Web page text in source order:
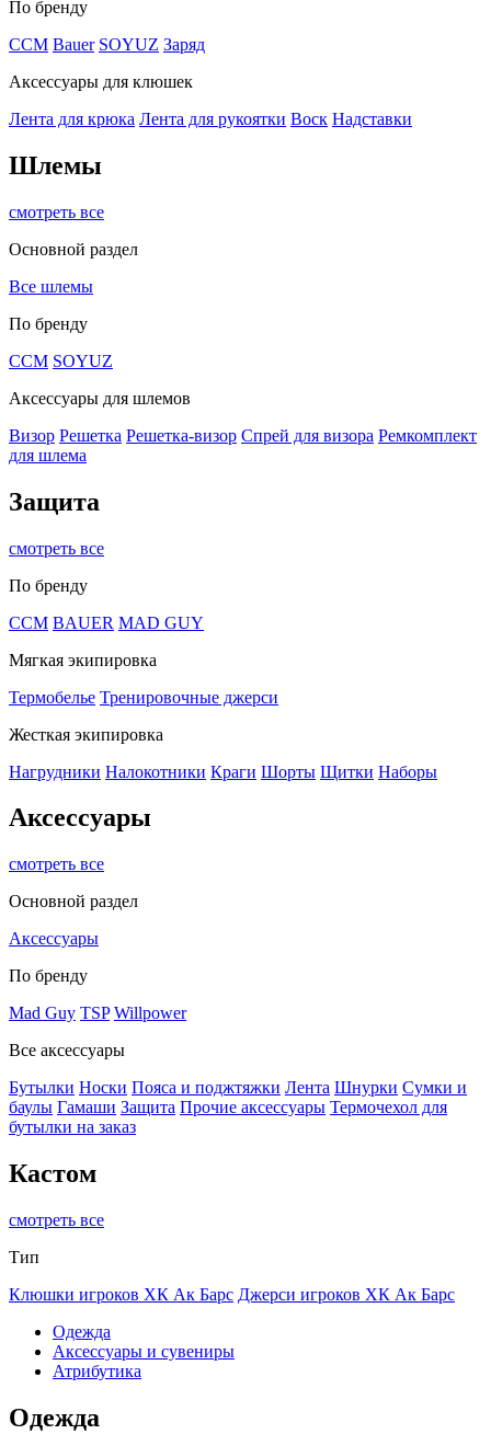
По бренду
CCM Bauer SOYUZ Заряд
Аксессуары для клюшек
Лента для крюка Лента для рукоятки Воск Надставки
Шлемы
смотреть все
Основной раздел
Все шлемы
По бренду
CCM SOYUZ
Аксессуары для шлемов
Визор Решетка Решетка-визор Спрей для визора Ремкомплект
для шлема
Защита
смотреть все
По бренду
CCM BAUER MAD GUY
Мягкая экипировка
Термобелье Тренировочные джерси
Жесткая экипировка
Нагрудники Налокотники Краги Шорты Щитки Наборы
Аксессуары
смотреть все
Основной раздел
Аксессуары
По бренду
Mad Guy TSP Willpower
Все аксессуары
Бутылки Носки Пояса и поджтяжки Лента Шнурки Сумки и
баулы Гамаши Защита Прочие аксессуары Термочехол для
бутылки на заказ
Кастом
смотреть все
Тип
Клюшки игроков ХК Ак Барс Джерси игроков ХК Ак Барс
Одежда
Аксессуары и сувениры
Атрибутика
Одежда